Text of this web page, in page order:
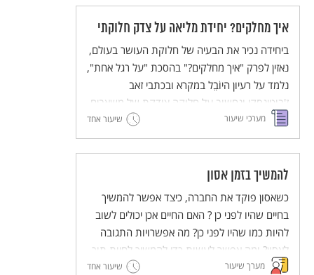
איך מחלקים? יחידת מליאה על צדק חלוקתי
ביחידה נכיר את הבעיה של חלוקת העושר בעולם,
נאזין לפרק "איך מחלקים?" בהסכת "על רגל אחת",
נלמד על רעיון היוֹבֵל במקרא ובכתבי זאב
ז'בוטינסקי ונחשוב על חלוקה צודקת של משאבים.
מערכי שיעור שיעור אחד
להמשיך בזמן אסון
כשאסון פוקד את החברה, כיצד אפשר להמשיך
בחיים שהיו לפני כן ? האם החיים אכן יכולים לשוב
להיות כמו שהיו לפני כן? מה אפשרויות התגובה
לאסון? ומה אפשר לעשות כדי להמשיך לחיות תוך
כדי זיכרון צורב?
מערך שיעור שיעור אחד